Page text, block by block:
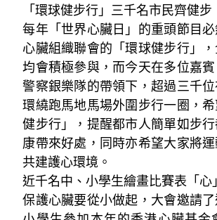
「環球健步行」三千名市民齊健步
每年「世界心臟日」的重頭節目
心臟組織聯會的「環球健步行」
均會積極參與，而今天在多位嘉
警察銀樂隊的帶領下，超過三千
環繞跑馬地馬場外圍步行一圈，
健步行」，提醒都市人簡單如步
康帶來好處，同時亦希望大家將運
共建護心環境。
近千名中、小學生繪畫比賽表「心
保護心臟要從小做起，大會邀請了